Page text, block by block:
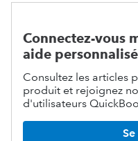
Connectez-vous
aide
Consultez les articles
produit et rejoignez
d'utilisateurs